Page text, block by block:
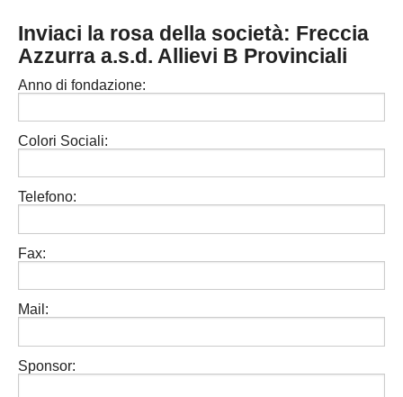
FIRENZE
GROSSETO
LIVORNO
LUCCA
PISA
SIENA
Societa' professionistiche
Le iniziative di TOSCANA GOL
Beach soccer
Rappresentative regionali e provinciali
Calcio femminile
Amatori AICS Lucca
Campionati :
Inviaci la rosa della società: Freccia
Azzurra a.s.d. Allievi B Provinciali
Anno di fondazione:
Colori Sociali:
Telefono:
Fax:
Mail:
Sponsor: